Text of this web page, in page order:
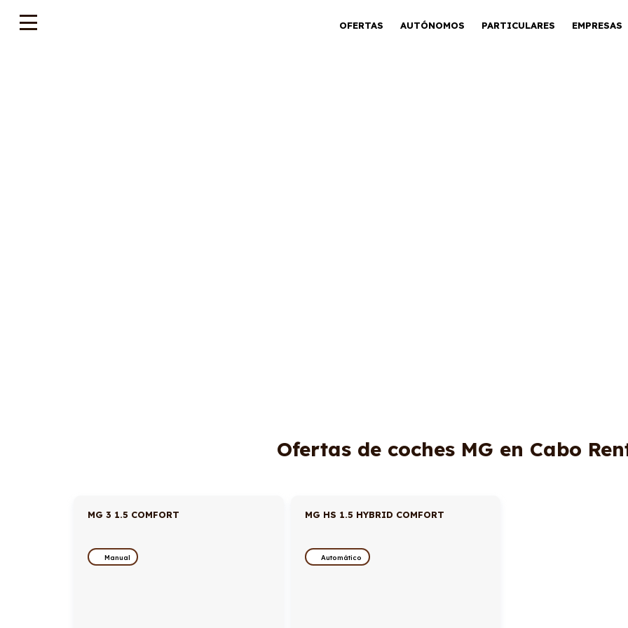
OFERTAS AUTÓNOMOS PARTICULARES EMPRESAS
Ofertas de coches MG en Cabo
MG 3 1.5 COMFORT
Manual
MG HS 1.5 HYBRID COMFORT
Automático